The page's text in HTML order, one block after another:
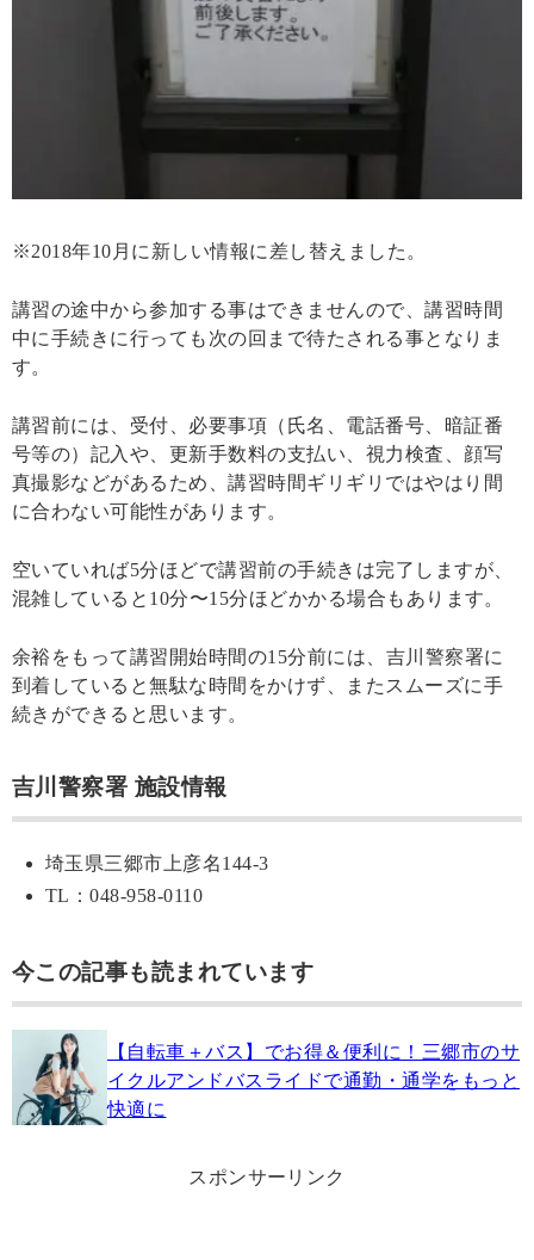
※2018年10月に新しい情報に差し替えました。
講習の途中から参加する事はできませんので、講習時間
中に手続きに行っても次の回まで待たされる事となりま
す。
講習前には、受付、必要事項（氏名、電話番号、暗証番
号等の）記入や、更新手数料の支払い、視力検査、顔写
真撮影などがあるため、講習時間ギリギリではやはり間
に合わない可能性があります。
空いていれば5分ほどで講習前の手続きは完了しますが、
混雑していると10分〜15分ほどかかる場合もあります。
余裕をもって講習開始時間の15分前には、吉川警察署に
到着していると無駄な時間をかけず、またスムーズに手
続きができると思います。
吉川警察署 施設情報
埼玉県三郷市上彦名144-3
TL：048-958-0110
今この記事も読まれています
【自転車＋バス】でお得＆便利に！三郷市のサ
イクルアンドバスライドで通勤・通学をもっと
快適に
スポンサーリンク